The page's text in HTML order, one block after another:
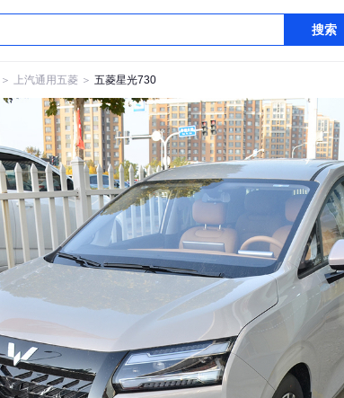
搜索
＞ 上汽通用五菱 ＞ 五菱星光730